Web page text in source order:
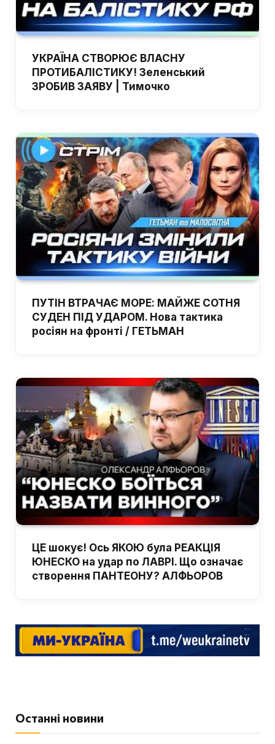
УКРАЇНА СТВОРЮЄ ВЛАСНУ
ПРОТИБАЛІСТИКУ! Зеленський
ЗРОБИВ ЗАЯВУ | Тимочко
ПУТІН ВТРАЧАЄ МОРЕ: МАЙЖЕ СОТНЯ
СУДЕН ПІД УДАРОМ. Нова тактика
росіян на фронті / ГЕТЬМАН
ЦЕ шокує! Ось ЯКОЮ була РЕАКЦІЯ
ЮНЕСКО на удар по ЛАВРІ. Що означає
створення ПАНТЕОНУ? АЛФЬОРОВ
Останні новини